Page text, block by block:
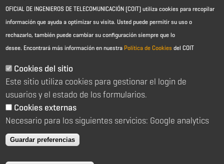
Aviso Legal - Información general
Política de cookies
Política de reembolso
Sitemap
C/ Almagro 2 1º Izqda 28010 Madrid
91 391 10 66
coit@coit.es
OFICIAL DE INGENIEROS DE TELECOMUNICACIÓN (COIT) utiliza cookies para recopilar
información que ayuda a optimizar su visita. Usted puede permitir su uso o
rechazarlo, también puede cambiar su configuración siempre que lo
desee. Encontrará más información en nuestra Política de Cookies del COIT
Cookies del sitio
Este sitio utiliza cookies para gestionar el login de
usuarios y el estado de los formularios.
Cookies externas
Necesario para los siguientes servicios: Google analytics
Guardar preferencias